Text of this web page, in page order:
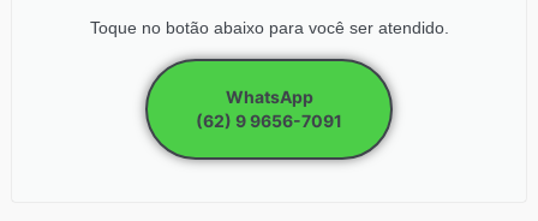
Toque no botão abaixo para você ser atendido.
WhatsApp
(62) 9 9656-7091